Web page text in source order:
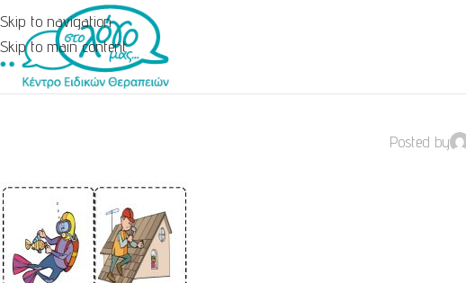
Skip to navigation
Skip to main content
Posted by